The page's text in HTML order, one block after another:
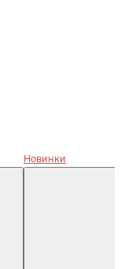
Новинки